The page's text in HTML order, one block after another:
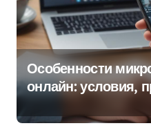
Особенности
онлайн: условия,
ставки и порядок